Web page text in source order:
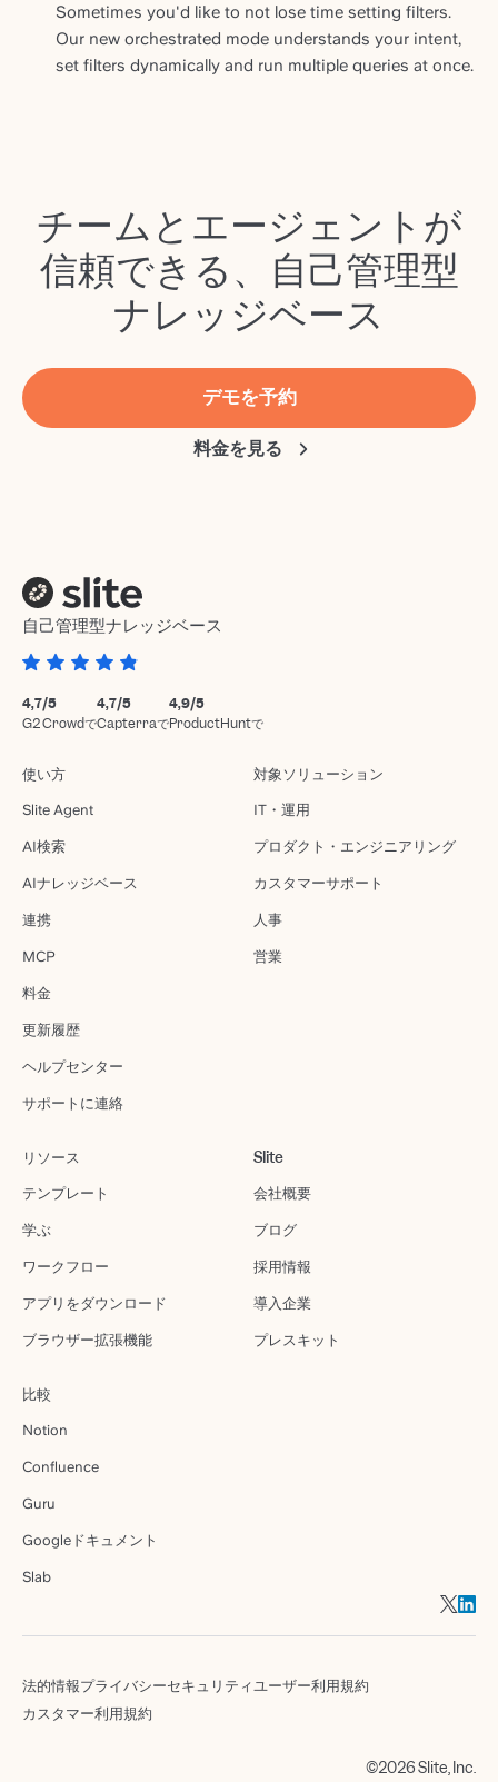
Sometimes you'd like to not lose time setting filters.
Our new orchestrated mode understands your intent,
set filters dynamically and run multiple queries at once.
チームとエージェントが
信頼できる、自己管理型
ナレッジベース
デモを予約
料金を見る
自己管理型ナレッジベース
4,7/5
G2 Crowdで
4,7/5
Capterraで
4,9/5
ProductHuntで
使い方
Slite Agent
AI検索
AIナレッジベース
連携
MCP
料金
更新履歴
ヘルプセンター
サポートに連絡
対象ソリューション
IT・運用
プロダクト・エンジニアリング
カスタマーサポート
人事
営業
リソース
テンプレート
学ぶ
ワークフロー
アプリをダウンロード
ブラウザー拡張機能
Slite
会社概要
ブログ
採用情報
導入企業
プレスキット
比較
Notion
Confluence
Guru
Googleドキュメント
Slab
法的情報プライバシーセキュリティユーザー利用規約
カスタマー利用規約
©2026 Slite, Inc.